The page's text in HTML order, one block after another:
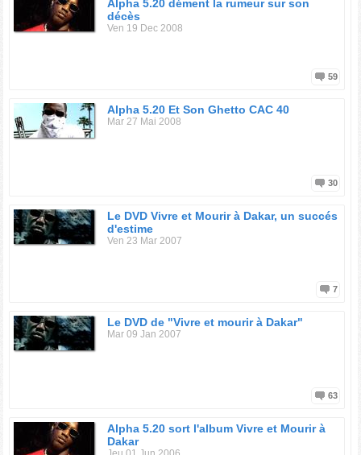
Alpha 5.20 dément la rumeur sur son
décès
Ven 19 Dec 2008
59
Alpha 5.20 Et Son Ghetto CAC 40
Mar 27 Mai 2008
30
Le DVD Vivre et Mourir à Dakar, un succés
d'estime
Ven 23 Mar 2007
7
Le DVD de "Vivre et mourir à Dakar"
Mar 09 Jan 2007
63
Alpha 5.20 sort l'album Vivre et Mourir à
Dakar